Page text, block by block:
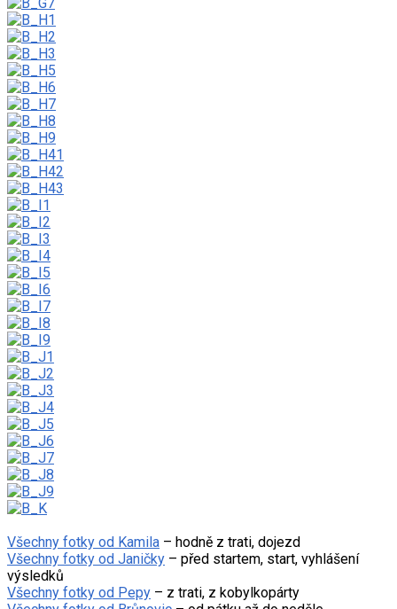
Všechny fotky od Kamila – hodně z trati, dojezd
Všechny fotky od Janičky – před startem, start, vyhlášení
výsledků
Všechny fotky od Pepy – z trati, z kobylkopárty